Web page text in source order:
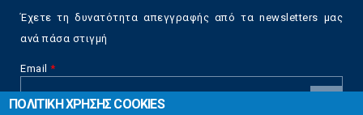
Έχετε τη δυνατότητα απεγγραφής από τα newsletters μας
ανά πάσα στιγμή
Email *
ΠΟΛΙΤΙΚΗ ΧΡΗΣΗΣ COOKIES